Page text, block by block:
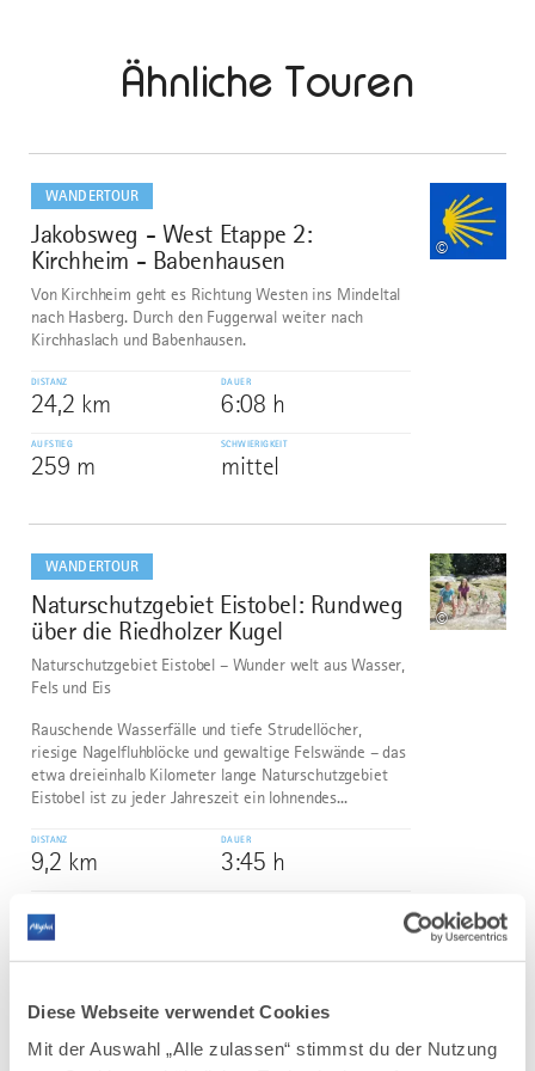
Diese Webseite verwendet Cookies
Mit der Auswahl „Alle zulassen“ stimmst du der Nutzung
Ähnliche Touren
WANDERTOUR
1
Jakobsweg - West Etappe 2:
Kirchheim - Babenhausen
©
Von Kirchheim geht es Richtung Westen ins Mindeltal
nach Hasberg. Durch den Fuggerwal weiter nach
Kirchhaslach und Babenhausen.
DISTANZ
24,2 km
DAUER
6:08 h
AUFSTIEG
259 m
SCHWIERIGKEIT
mittel
dazu
WANDERTOUR
2
Naturschutzgebiet Eistobel: Rundweg
über die Riedholzer Kugel
©
Naturschutzgebiet Eistobel – Wunder welt aus Wasser,
Fels und Eis
Rauschende Wasserfälle und tiefe Strudellöcher,
riesige Nagelfluhblöcke und gewaltige Felswände – das
etwa dreieinhalb Kilometer lange Naturschutzgebiet
Eistobel ist zu jeder Jahreszeit ein lohnendes...
DISTANZ
9,2 km
DAUER
3:45 h
399 m
dazu
WANDERTOUR
3
Bad Wurzach | Wanderweg Nr. 5 –
dazu